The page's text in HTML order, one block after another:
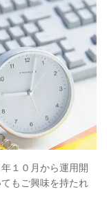
１０月から運用開
もご興味を持たれ